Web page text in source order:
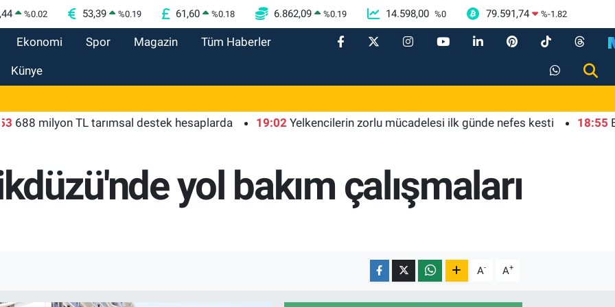
%0.02 53,39 %0.19 61,60 %0.18 6.862,09 %0.19 14.598,00 %0 79.591,74 %-1.82
Ekonomi Spor Magazin Tüm Haberler
Künye
TL tarımsal destek hesaplarda 19:02 Yelkencilerin zorlu mücadelesi ilk günde nefes kesti 18:55
yol bakım çalışmaları
A- A+